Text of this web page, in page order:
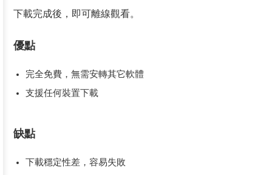
下載完成後，即可離線觀看。
優點
完全免費，無需安轉其它軟體
支援任何裝置下載
缺點
下載穩定性差，容易失敗